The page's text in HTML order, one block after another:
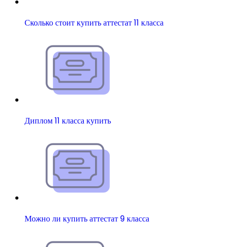
Сколько стоит купить аттестат 11 класса
Диплом 11 класса купить
Можно ли купить аттестат 9 класса